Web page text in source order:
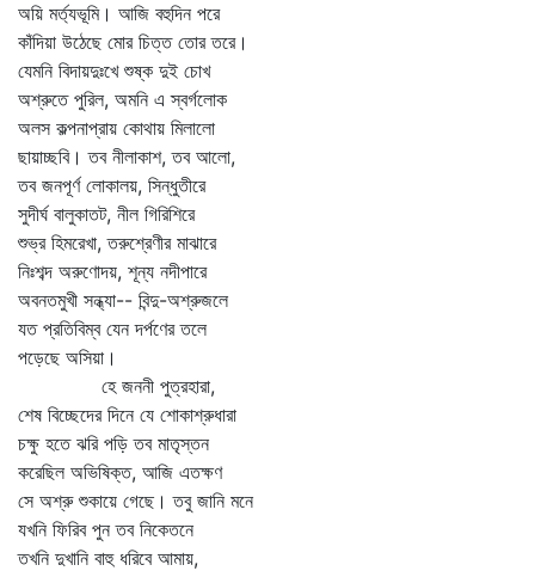
অয়ি মর্ত্যভূমি। আজি বহুদিন পরে
কাঁদিয়া উঠেছে মোর চিত্ত তোর তরে।
যেমনি বিদায়দুঃখে শুষ্ক দুই চোখ
অশ্রুতে পুরিল, অমনি এ স্বর্গলোক
অলস কল্পনাপ্রায় কোথায় মিলালো
ছায়াচ্ছবি। তব নীলাকাশ, তব আলো,
তব জনপূর্ণ লোকালয়, সিন্ধুতীরে
সুদীর্ঘ বালুকাতট, নীল গিরিশিরে
শুভ্র হিমরেখা, তরুশ্রেণীর মাঝারে
নিঃশব্দ অরুণোদয়, শূন্য নদীপারে
অবনতমুখী সন্ধ্যা-- বিন্দু-অশ্রুজলে
যত প্রতিবিম্ব যেন দর্পণের তলে
পড়েছে অসিয়া।
হে জননী পুত্রহারা,
শেষ বিচ্ছেদের দিনে যে শোকাশ্রুধারা
চক্ষু হতে ঝরি পড়ি তব মাতৃস্তন
করেছিল অভিষিক্ত, আজি এতক্ষণ
সে অশ্রু শুকায়ে গেছে। তবু জানি মনে
যখনি ফিরিব পুন তব নিকেতনে
তখনি দুখানি বাহু ধরিবে আমায়,